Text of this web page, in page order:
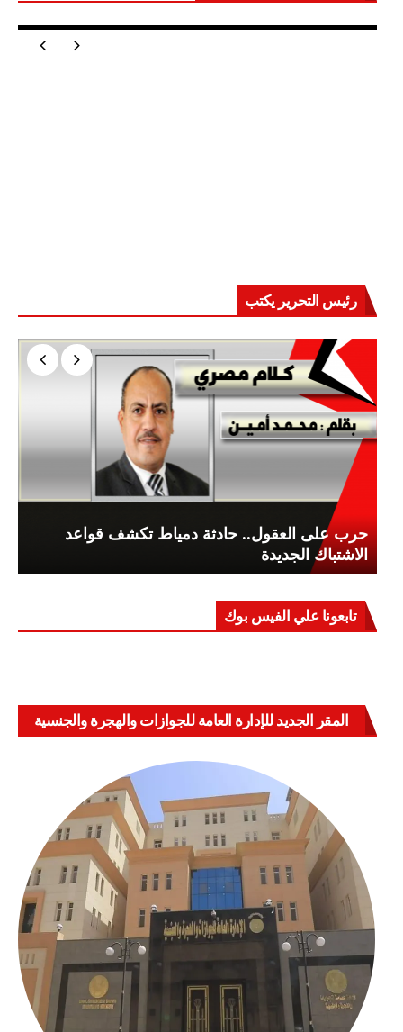
مصر تعيد للعالم اتزانه
رئيس التحرير يكتب
حرب على العقول.. حادثة دمياط تكشف قواعد
الاشتباك الجديدة
تابعونا علي الفيس بوك
المقر الجديد للإدارة العامة للجوازات والهجرة والجنسية